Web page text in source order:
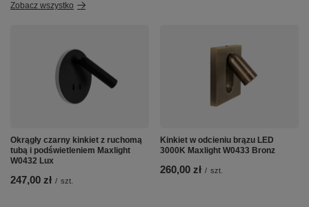
Zobacz wszystko
Okrągły czarny kinkiet z ruchomą
tubą i podświetleniem Maxlight
W0432 Lux
247,00 zł / szt.
Kinkiet w odcieniu brązu LED
3000K Maxlight W0433 Bronz
260,00 zł / szt.